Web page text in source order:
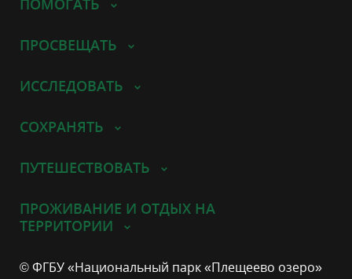
ПРОСВЕЩАТЬ
ИССЛЕДОВАТЬ
СОХРАНЯТЬ
ПУТЕШЕСТВОВАТЬ
ПРОЖИВАНИЕ И ОТДЫХ НА
ТЕРРИТОРИИ
© ФГБУ «Национальный парк «Плещеево озеро»